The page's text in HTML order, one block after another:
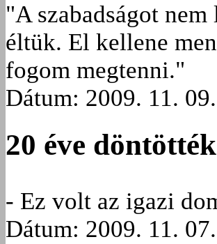
"A szabadságot
éltük. El kellene
fogom megtenni."
Dátum: 2009. 11. 09.
20 éve
- Ez volt az igazi
Dátum: 2009. 11. 07.